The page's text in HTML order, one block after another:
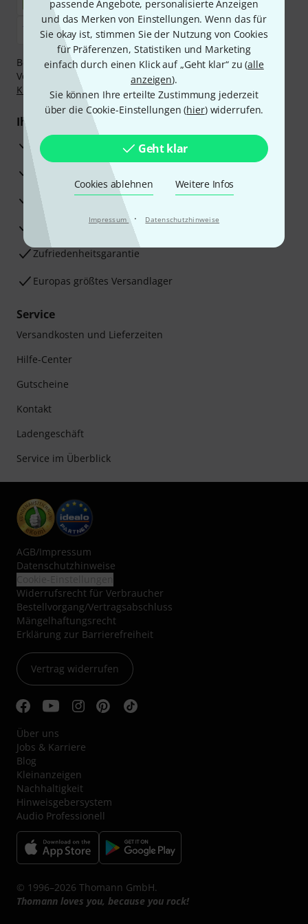
passende Angebote, personalisierte Anzeigen
und das Merken von Einstellungen. Wenn das für
Sie okay ist, stimmen Sie der Nutzung von Cookies
für Präferenzen, Statistiken und Marketing
einfach durch einen Klick auf „Geht klar“ zu (alle
anzeigen).
Sie können Ihre erteilte Zustimmung jederzeit
über die Cookie-Einstellungen (hier) widerrufen.
Geht klar
Cookies ablehnen Weitere Infos
Impressum · Datenschutzhinweise
Bezahlen Sie vertraulich und sicher per Nachnahme,
Vorkasse, PayPal, Amazon Pay,Klarna Sofort bezahlen
Klarna Ratenzahlungoder Kreditkarte.
Ihre Vorteile
3 Jahre Thomann Garantie
30 Tage Money-Back-Garantie
Reparaturservice
Beratung durch Fachexperten
Zufriedenheitsgarantie
Europas größtes Versandlager
Service
Versandkosten und Lieferzeiten
Hilfe-Center
Gutscheine
Kontakt
Ladengeschäft
Service im Überblick
AGB/Impressum
Datenschutzhinweise
Widerrufsrecht für Verbraucher
Bestellvorgang/Vertragsabschluss
Mängelhaftungsrecht
Erklärung zur Barrierefreiheit
Vertrag widerrufen
Über uns
Jobs & Karriere
Blog
Kleinanzeigen
Nachhaltigkeit
Hinweisgebersystem
Audio Professionell
© 1996–2026 Thomann GmbH.
Thomann loves you, because you rock!